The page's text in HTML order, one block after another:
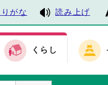
がな 読み上げ
くらし